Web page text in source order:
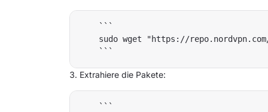
    ```
sudo wget "https://
Extrahiere die Pakete:
    ```